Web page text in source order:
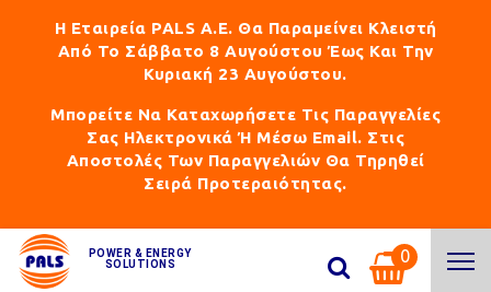
Η Εταιρεία PALS Α.Ε. Θα Παραμείνει Κλειστή
Από Το Σάββατο 8 Αυγούστου Έως Και Την
Κυριακή 23 Αυγούστου.
Μπορείτε Να Καταχωρήσετε Τις Παραγγελίες
Σας Ηλεκτρονικά Ή Μέσω Email. Στις
Αποστολές Των Παραγγελιών Θα Τηρηθεί
Σειρά Προτεραιότητας.
POWER & ENERGY
SOLUTIONS
0